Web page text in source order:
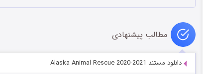
مطالب پیشنهادی
دانلود مستند Alaska Animal Rescue 2020-2021